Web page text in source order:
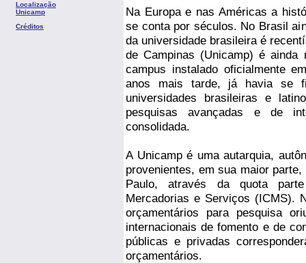
Localização
Unicamp
Créditos
Na Europa e nas Américas a
se conta por séculos. No Brasil
da universidade brasileira é
de Campinas (Unicamp) é
campus instalado oficialmente
anos mais tarde, já havia se
universidades brasileiras e
pesquisas avançadas e de
consolidada.
A Unicamp é uma autarquia,
provenientes, em sua maior
Paulo, através da quota
Mercadorias e Serviços (ICMS).
orçamentários para pesquisa
internacionais de fomento e de
públicas e privadas
orçamentários.